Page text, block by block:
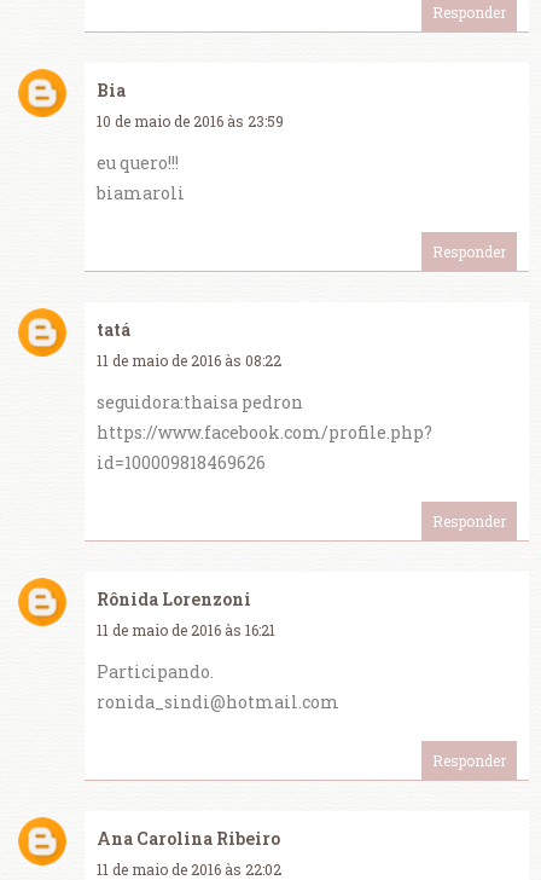
Responder
Bia
10 de maio de 2016 às 23:59
eu quero!!!
biamaroli
Responder
tatá
11 de maio de 2016 às 08:22
seguidora:thaisa pedron
https://www.facebook.com/profile.php?
id=100009818469626
Responder
Rônida Lorenzoni
11 de maio de 2016 às 16:21
Participando.
ronida_sindi@hotmail.com
Responder
Ana Carolina Ribeiro
11 de maio de 2016 às 22:02